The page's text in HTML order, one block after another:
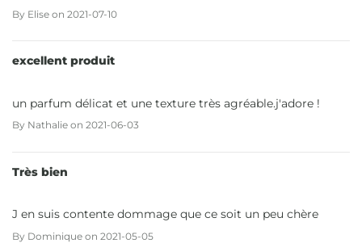
By Elise on 2021-07-10
excellent produit
un parfum délicat et une texture très agréable.j'adore !
By Nathalie on 2021-06-03
Très bien
J en suis contente dommage que ce soit un peu chère
By Dominique on 2021-05-05